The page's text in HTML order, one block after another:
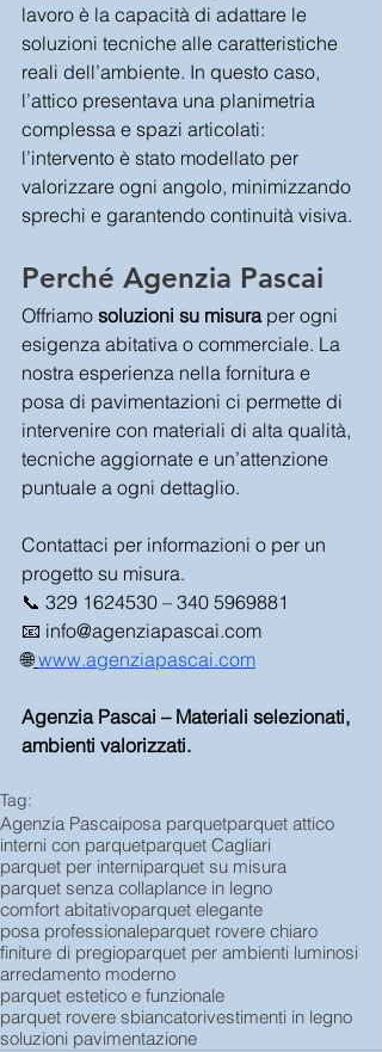
lavoro è la capacità di adattare le
soluzioni tecniche alle caratteristiche
reali dell’ambiente. In questo caso,
l’attico presentava una planimetria
complessa e spazi articolati:
l’intervento è stato modellato per
valorizzare ogni angolo, minimizzando
sprechi e garantendo continuità visiva.
Perché Agenzia Pascai
Offriamo soluzioni su misura per ogni
esigenza abitativa o commerciale. La
nostra esperienza nella fornitura e
posa di pavimentazioni ci permette di
intervenire con materiali di alta qualità,
tecniche aggiornate e un’attenzione
puntuale a ogni dettaglio.
Contattaci per informazioni o per un
progetto su misura.
📞 329 1624530 – 340 5969881
📧 info@agenziapascai.com
🌐 www.agenziapascai.com
Agenzia Pascai – Materiali selezionati,
ambienti valorizzati.
Tag:
Agenzia Pascaiposa parquetparquet attico
interni con parquetparquet Cagliari
parquet per interniparquet su misura
parquet senza collaplance in legno
comfort abitativoparquet elegante
posa professionaleparquet rovere chiaro
finiture di pregioparquet per ambienti luminosi
arredamento moderno
parquet estetico e funzionale
parquet rovere sbiancatorivestimenti in legno
soluzioni pavimentazione